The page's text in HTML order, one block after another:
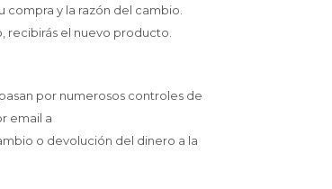
y la razón del cambio.
recibirás el nuevo producto.
por numerosos controles de
email a
o devolución del dinero a la